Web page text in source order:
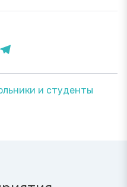
и студенты